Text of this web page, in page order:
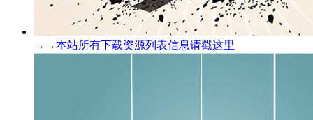
→→本站所有下载资源列表信息请戳这里